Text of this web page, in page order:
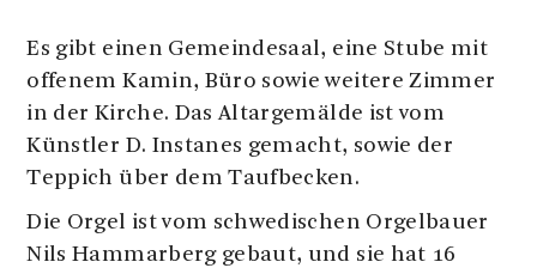
Es gibt einen Gemeindesaal, eine Stube mit
offenem Kamin, Büro sowie weitere Zimmer
in der Kirche. Das Altargemälde ist vom
Künstler D. Instanes gemacht, sowie der
Teppich über dem Taufbecken.
Die Orgel ist vom schwedischen Orgelbauer
Nils Hammarberg gebaut, und sie hat 16